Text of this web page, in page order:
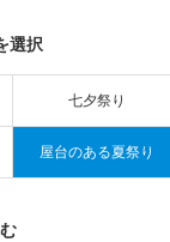
選択
七夕祭り
屋台のある夏祭り